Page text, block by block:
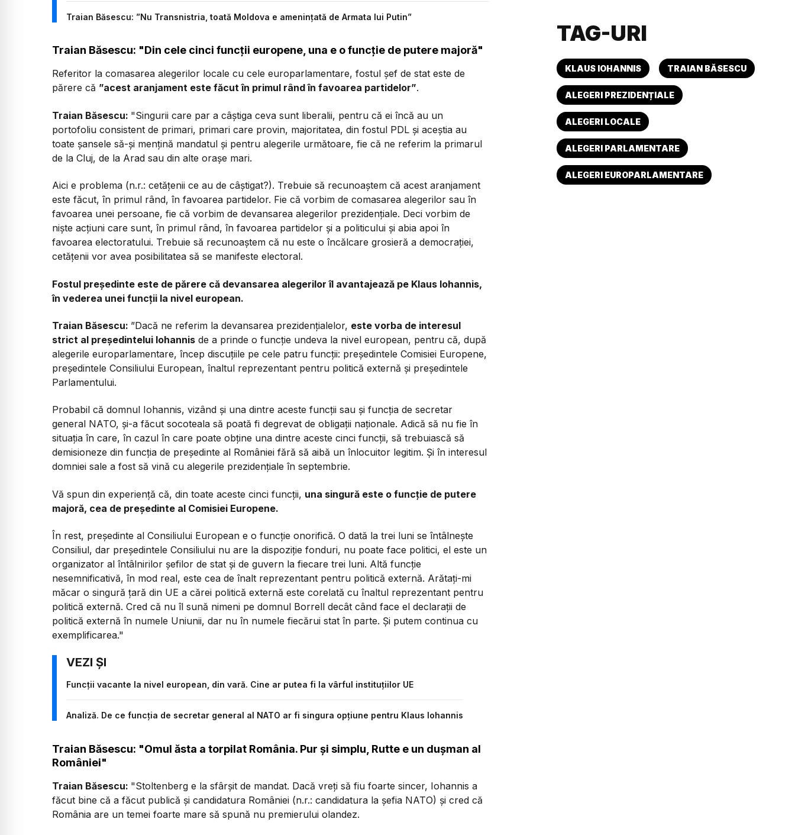
Traian Băsescu: ”Nu Transnistria, toată Moldova e amenințată de Armata lui Putin”
Traian Băsescu: "Din cele cinci funcții europene, una e o funcție de putere majoră"
Referitor la comasarea alegerilor locale cu cele europarlamentare, fostul șef de stat este de
părere că ”acest aranjament este făcut în primul rând în favoarea partidelor”.
Traian Băsescu: "Singurii care par a câștiga ceva sunt liberalii, pentru că ei încă au un
portofoliu consistent de primari, primari care provin, majoritatea, din fostul PDL și aceștia au
toate șansele să-și mențină mandatul și pentru alegerile următoare, fie că ne referim la primarul
de la Cluj, de la Arad sau din alte orașe mari.
Aici e problema (n.r.: cetățenii ce au de câștigat?). Trebuie să recunoaștem că acest aranjament
este făcut, în primul rând, în favoarea partidelor. Fie că vorbim de comasarea alegerilor sau în
favoarea unei persoane, fie că vorbim de devansarea alegerilor prezidențiale. Deci vorbim de
niște acțiuni care sunt, în primul rând, în favoarea partidelor și a politicului și abia apoi în
favoarea electoratului. Trebuie să recunoaștem că nu este o încălcare grosieră a democrației,
cetățenii vor avea posibilitatea să se manifeste electoral.
Fostul președinte este de părere că devansarea alegerilor îl avantajează pe Klaus Iohannis,
în vederea unei funcții la nivel european.
Traian Băsescu: ”Dacă ne referim la devansarea prezidențialelor, este vorba de interesul
strict al președintelui Iohannis de a prinde o funcție undeva la nivel european, pentru că, după
alegerile europarlamentare, încep discuțiile pe cele patru funcții: președintele Comisiei Europene,
președintele Consiliului European, înaltul reprezentant pentru politică externă și președintele
Parlamentului.
Probabil că domnul Iohannis, vizând și una dintre aceste funcții sau și funcția de secretar
general NATO, și-a făcut socoteala să poată fi degrevat de obligații naționale. Adică să nu fie în
situația în care, în cazul în care poate obține una dintre aceste cinci funcții, să trebuiască să
demisioneze din funcția de președinte al României fără să aibă un înlocuitor legitim. Și în interesul
domniei sale a fost să vină cu alegerile prezidențiale în septembrie.
Vă spun din experiență că, din toate aceste cinci funcții, una singură este o funcție de putere
majoră, cea de președinte al Comisiei Europene.
În rest, președinte al Consiliului European e o funcție onorifică. O dată la trei luni se întâlnește
Consiliul, dar președintele Consiliului nu are la dispoziție fonduri, nu poate face politici, el este un
organizator al întâlnirilor șefilor de stat și de guvern la fiecare trei luni. Altă funcție
nesemnificativă, în mod real, este cea de înalt reprezentant pentru politică externă. Arătați-mi
măcar o singură țară din UE a cărei politică externă este corelată cu înaltul reprezentant pentru
politică externă. Cred că nu îl sună nimeni pe domnul Borrell decât când face el declarații de
politică externă în numele Uniunii, dar nu în numele fiecărui stat în parte. Și putem continua cu
exemplificarea."
Funcții vacante la nivel european, din vară. Cine ar putea fi la vârful instituțiilor UE
Analiză. De ce funcția de secretar general al NATO ar fi singura opțiune pentru Klaus Iohannis
Traian Băsescu: "Omul ăsta a torpilat România. Pur și simplu, Rutte e un dușman al
României"
Traian Băsescu: "Stoltenberg e la sfârșit de mandat. Dacă vreți să fiu foarte sincer, Iohannis a
făcut bine că a făcut publică și candidatura României (n.r.: candidatura la șefia NATO) și cred că
România are un temei foarte mare să spună nu premierului olandez.
TAG-URI
KLAUS IOHANNIS TRAIAN BĂSESCU
ALEGERI PREZIDENȚIALE
ALEGERI LOCALE
ALEGERI PARLAMENTARE
ALEGERI EUROPARLAMENTARE